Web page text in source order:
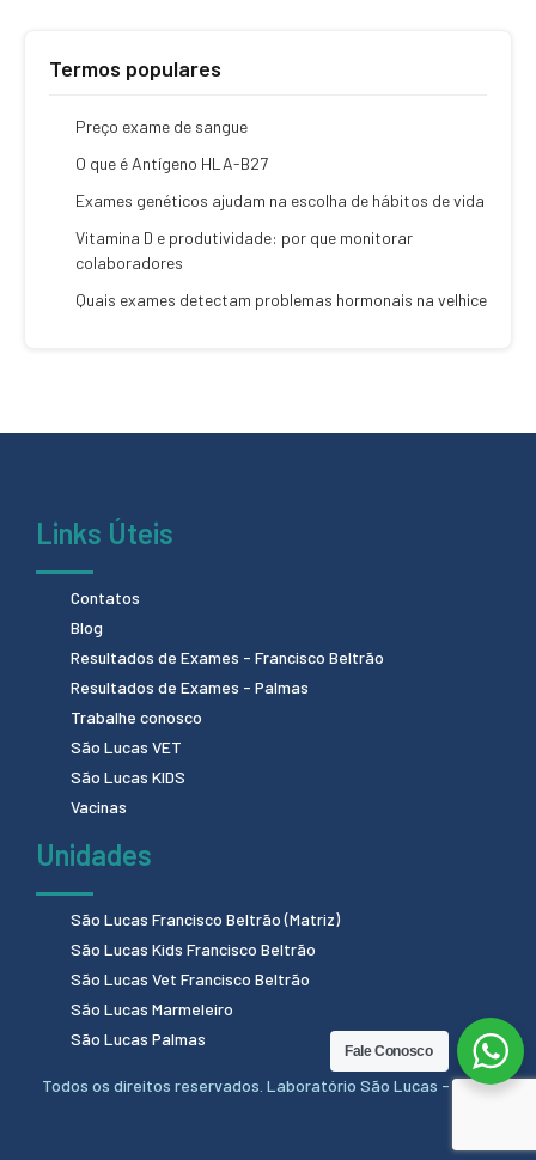
Termos populares
Preço exame de sangue
O que é Antígeno HLA-B27
Exames genéticos ajudam na escolha de hábitos de vida
Vitamina D e produtividade: por que monitorar
colaboradores
Quais exames detectam problemas hormonais na velhice
Links Úteis
Contatos
Blog
Resultados de Exames - Francisco Beltrão
Resultados de Exames - Palmas
Trabalhe conosco
São Lucas VET
São Lucas KIDS
Vacinas
Unidades
São Lucas Francisco Beltrão (Matriz)
São Lucas Kids Francisco Beltrão
São Lucas Vet Francisco Beltrão
São Lucas Marmeleiro
São Lucas Palmas
Todos os direitos reservados. Laboratório São Lucas - 2024.
Fale Conosco